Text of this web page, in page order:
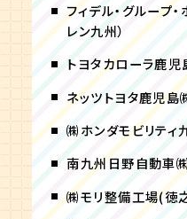
フィデル・グループ
レン九州）
トヨタカローラ鹿
ネッツトヨタ鹿児島
㈱ホンダモビリティ
南九州日野自動車
㈱モリ整備工場(徳